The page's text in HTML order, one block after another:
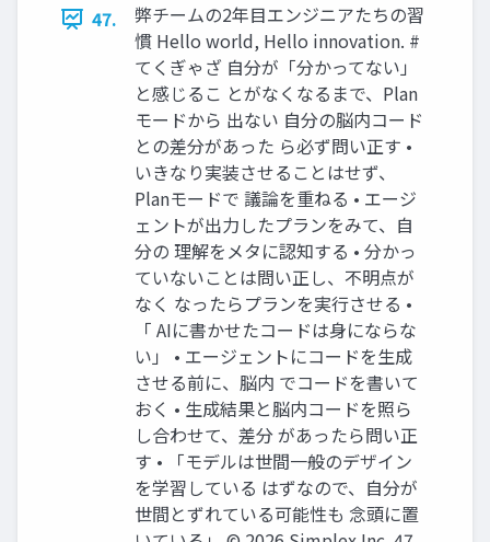
47.
弊チームの2年目エンジニアたちの習
慣 Hello world, Hello innovation. #
てくぎゃざ 自分が「分かってない」
と感じるこ とがなくなるまで、Plan
モードから 出ない 自分の脳内コード
との差分があった ら必ず問い正す •
いきなり実装させることはせず、
Planモードで 議論を重ねる • エージ
ェントが出力したプランをみて、自
分の 理解をメタに認知する • 分かっ
ていないことは問い正し、不明点が
なく なったらプランを実行させる •
「 AIに書かせたコードは身にならな
い」 • エージェントにコードを生成
させる前に、脳内 でコードを書いて
おく • 生成結果と脳内コードを照ら
し合わせて、差分 があったら問い正
す • 「モデルは世間一般のデザイン
を学習している はずなので、自分が
世間とずれている可能性も 念頭に置